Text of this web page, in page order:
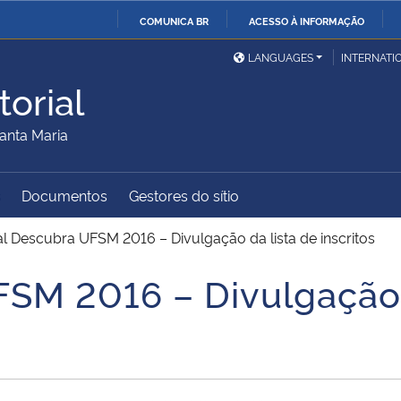
COMUNICA BR ACESSO À INFORMAÇÃO
Ministério da Defesa
Ministério das Relações
Exteriores
Ministério da Cidadania
Ministério do
Desenvolvimento Regional
Controladoria-Geral da
União
Advocacia-Geral da União Banco Central do Brasil
LANGUAGES
Maria
Documentos Gestores do sítio
Descubra UFSM 2016 – Divulgação da lista de inscritos
2016 –